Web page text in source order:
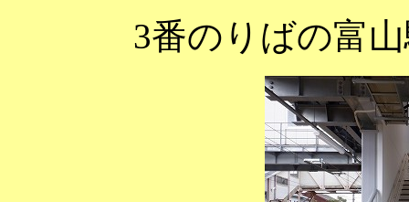
3番のりばの富